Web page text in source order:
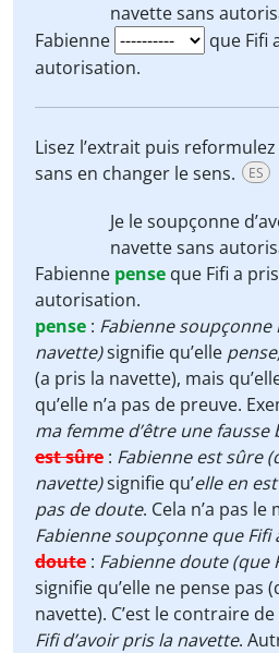
navette sans
Fabienne
que Fifi
autorisation.
Lisez l’extrait puis
sans en changer le sens.
ES
Je lesoupçonne
navette sans
Fabienne pense que Fifi a
autorisation.
pense : Fabienne soupçonne
navette)signifie qu’elle
(a pris la navette), mais
qu’elle n’a pas de preuve.
ma femme d’être une fausse
est sûre : Fabienne est sûre
navette)signifie qu’elle en
pas de doute. Cela n’a pas
Fabienne soupçonne que Fifi
doute : Fabienne doute (que
signifie qu’elle ne pense pas
navette). C’est le contraire de
Fifi d’avoir pris la navette.